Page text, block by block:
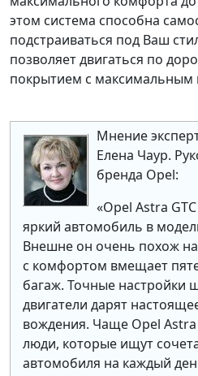
этом система способна
подстраиваться под Ваш
позволяет двигаться по
покрытием с
Мнение
Елена Чаур.
бренда Opel:
«Opel Astra
яркий автомобиль в
Внешне он очень похож на
с комфортом вмещает
багаж. Точные настройки
двигатели дарят
вождения. Чаще Opel Astra
люди, которые ищут
автомобиля на каждый